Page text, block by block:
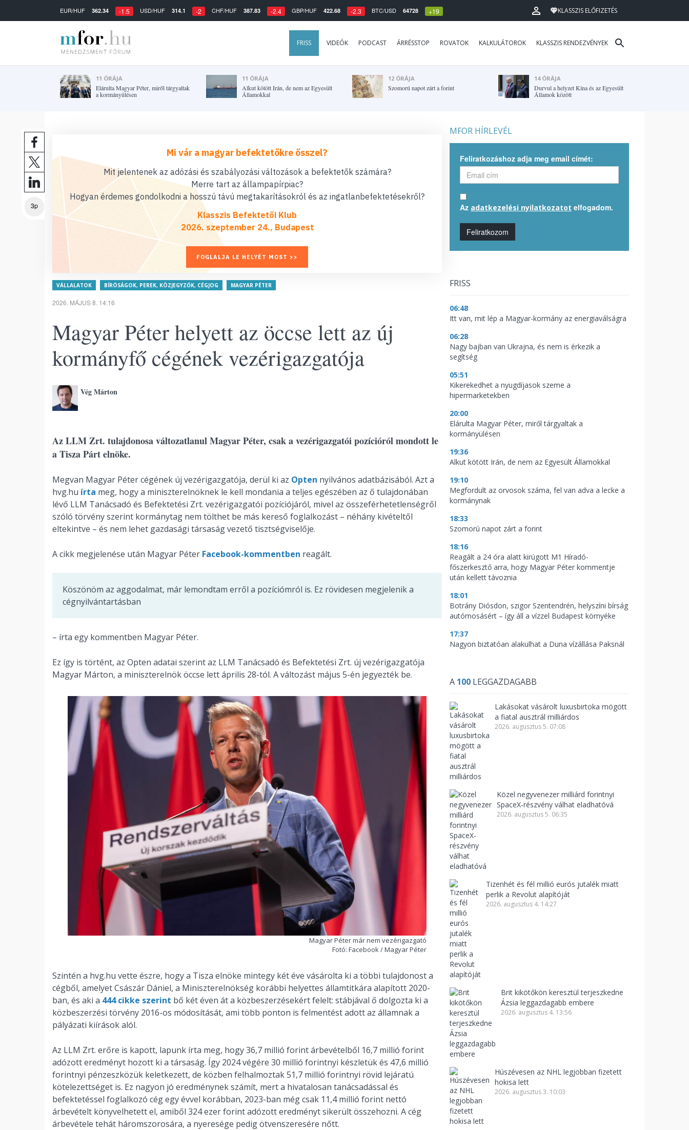
EUR/HUF 362.34 -1.5 USD/HUF 314.1 -2 CHF/HUF 387.83 -2.4 GBP/HUF 422.68 -2.3 BTC/USD 64728 +19 KLASSZIS ELŐFIZETÉS
FRISS VIDEÓK PODCAST ÁRRÉSSTOP ROVATOK KALKULÁTOROK KLASSZIS RENDEZVÉNYEK
11 ÓRÁJA
Elárulta Magyar Péter, miről tárgyaltak
a kormányülésen
11 ÓRÁJA
Alkut kötött Irán, de nem az Egyesült
Államokkal
12 ÓRÁJA
Szomorú napot zárt a forint
14 ÓRÁJA
Durvul a helyzet Kína és az Egyesült
Államok között
3p
Mi vár a magyar befektetőkre ősszel?
Mit jelentenek az adózási és szabályozási változások a befektetők számára?
Merre tart az állampapírpiac?
Hogyan érdemes gondolkodni a hosszú távú megtakarításokról és az ingatlanbefektetésekről?
Klasszis Befektetői Klub
2026. szeptember 24., Budapest
FOGLALJA LE HELYÉT MOST >>
VÁLLALATOK BÍRÓSÁGOK, PEREK, KÖZJEGYZŐK, CÉGJOG MAGYAR PÉTER
2026. MÁJUS 8. 14:16
Magyar Péter helyett az öccse lett az új
kormányfő cégének vezérigazgatója
Vég Márton
Az LLM Zrt. tulajdonosa változatlanul Magyar Péter, csak a vezérigazgatói pozícióról mondott le
a Tisza Párt elnöke.
Megvan Magyar Péter cégének új vezérigazgatója, derül ki az Opten nyilvános adatbázisából. Azt a
hvg.hu írta meg, hogy a miniszterelnöknek le kell mondania a teljes egészében az ő tulajdonában
lévő LLM Tanácsadó és Befektetési Zrt. vezérigazgatói pozíciójáról, mivel az összeférhetetlenségről
szóló törvény szerint kormánytag nem tölthet be más kereső foglalkozást – néhány kivételtől
eltekintve – és nem lehet gazdasági társaság vezető tisztségviselője.
A cikk megjelenése után Magyar Péter Facebook-kommentben reagált.
Köszönöm az aggodalmat, már lemondtam erről a pozíciómról is. Ez rövidesen megjelenik a
cégnyilvántartásban
– írta egy kommentben Magyar Péter.
Ez így is történt, az Opten adatai szerint az LLM Tanácsadó és Befektetési Zrt. új vezérigazgatója
Magyar Márton, a miniszterelnök öccse lett április 28-tól. A változást május 5-én jegyezték be.
Magyar Péter már nem vezérigazgató
Fotó: Facebook / Magyar Péter
Szintén a hvg.hu vette észre, hogy a Tisza elnöke mintegy két éve vásárolta ki a többi tulajdonost a
cégből, amelyet Császár Dániel, a Miniszterelnökség korábbi helyettes államtitkára alapított 2020-
ban, és aki a 444 cikke szerint bő két éven át a közbeszerzésekért felelt: stábjával ő dolgozta ki a
közbeszerzési törvény 2016-os módosítását, ami több ponton is felmentést adott az államnak a
pályázati kiírások alól.
Az LLM Zrt. erőre is kapott, lapunk írta meg, hogy 36,7 millió forint árbevételből 16,7 millió forint
adózott eredményt hozott ki a társaság. Így 2024 végére 30 millió forintnyi készletük és 47,6 millió
forintnyi pénzeszközük keletkezett, de közben felhalmoztak 51,7 millió forintnyi rövid lejáratú
kötelezettséget is. Ez nagyon jó eredménynek számít, mert a hivatalosan tanácsadással és
befektetéssel foglalkozó cég egy évvel korábban, 2023-ban még csak 11,4 millió forint nettó
árbevételt könyvelhetett el, amiből 324 ezer forint adózott eredményt sikerült összehozni. A cég
árbevétele tehát háromszorosára, a nyeresége pedig ötvenszeresére nőtt.
MFOR HÍRLEVÉL
Feliratkozáshoz adja meg email címét:
Az adatkezelési nyilatkozatot elfogadom.
Feliratkozom
FRISS
06:48
Itt van, mit lép a Magyar-kormány az energiaválságra
06:28
Nagy bajban van Ukrajna, és nem is érkezik a
segítség
05:51
Kikerekedhet a nyugdíjasok szeme a
hipermarketekben
20:00
Elárulta Magyar Péter, miről tárgyaltak a
kormányülésen
19:36
Alkut kötött Irán, de nem az Egyesült Államokkal
19:10
Megfordult az orvosok száma, fel van adva a lecke a
kormánynak
18:33
Szomorú napot zárt a forint
18:16
Reagált a 24 óra alatt kirúgott M1 Híradó-
főszerkesztő arra, hogy Magyar Péter kommentje
után kellett távoznia
18:01
Botrány Diósdon, szigor Szentendrén, helyszíni bírság
autómosásért – így áll a vízzel Budapest környéke
17:37
Nagyon biztatóan alakulhat a Duna vízállása Paksnál
A 100 LEGGAZDAGABB
Lakásokat vásárolt luxusbirtoka mögött
a fiatal ausztrál milliárdos
2026. augusztus 5. 07:08
Közel negyvenezer milliárd forintnyi
SpaceX-részvény válhat eladhatóvá
2026. augusztus 5. 06:35
Tizenhét és fél millió eurós jutalék miatt
perlik a Revolut alapítóját
2026. augusztus 4. 14:27
Brit kikötőkön keresztül terjeszkedne
Ázsia leggazdagabb embere
2026. augusztus 4. 13:56
Húszévesen az NHL legjobban fizetett
hokisa lett
2026. augusztus 3. 10:03